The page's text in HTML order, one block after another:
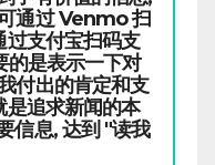
通过 Venmo 扫
支付宝扫码支
的是表示一下对
付出的肯定和支
是追求新闻的本
信息, 达到 "读我